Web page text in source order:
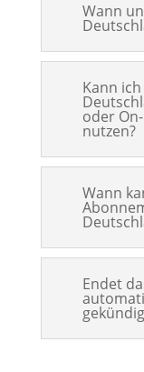
Wann
Kann
oder
nutzen?
Wann
Endet